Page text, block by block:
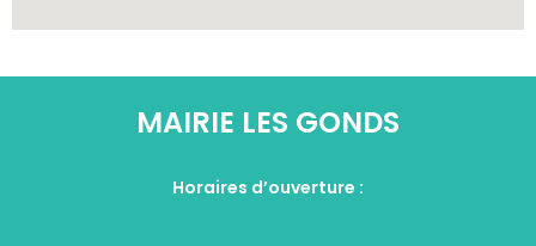
MAIRIE LES GONDS
Horaires d’ouverture :